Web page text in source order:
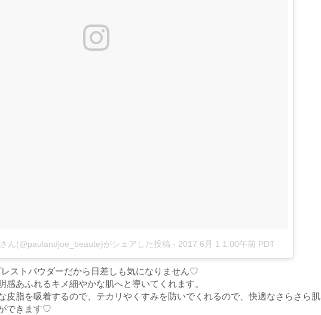
ん(@paulandjoe_beaute)がシェアした投稿 - 2017 6月 1 1:00午前 PDT
ストパウダーだから日差しも気になりません♡
あふれるキメ細やかな肌へと導いてくれます。
皮脂を吸着するので、テカリやくすみを防いでくれるので、快適なさらさら肌
できます♡